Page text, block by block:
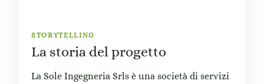
STORYTELLING
La storia del progetto
La Sole Ingegneria Srls è una società di servizi